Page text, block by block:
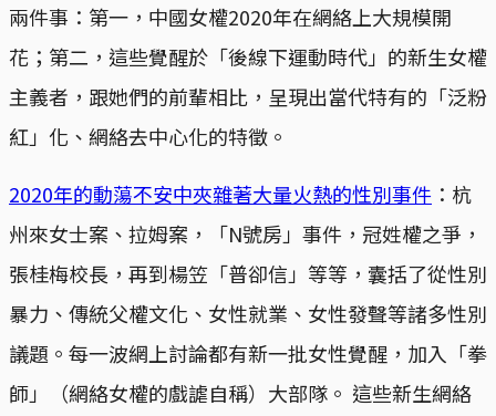
兩件事：第一，中國女權2020年在網絡上大規模開
花；第二，這些覺醒於「後線下運動時代」的新生女權
主義者，跟她們的前輩相比，呈現出當代特有的「泛粉
紅」化、網絡去中心化的特徵。
2020年的動蕩不安中夾雜著大量火熱的性別事件 ：杭
州來女士案、拉姆案，「N號房」事件，冠姓權之爭，
張桂梅校長，再到楊笠「普卻信」等等，囊括了從性別
暴力、傳統父權文化、女性就業、女性發聲等諸多性別
議題。每一波網上討論都有新一批女性覺醒，加入「拳
師」（網絡女權的戲謔自稱）大部隊。 這些新生網絡